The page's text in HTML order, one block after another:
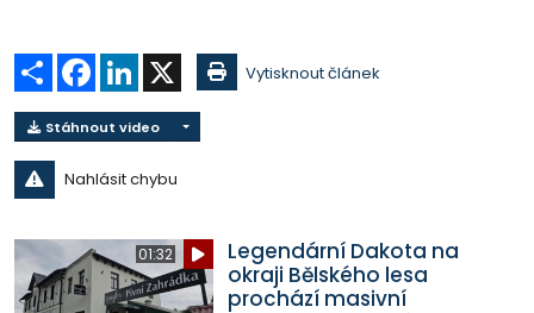
Sdílet Facebook
LinkedIn Vytisknout článek
Stáhnout video
Nahlásit chybu
01:32
Legendární Dakota na
okraji Bělského lesa
prochází masivní